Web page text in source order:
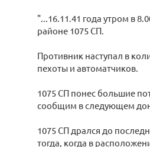
"...16.11.41 года утром в
районе 1075 СП.
Противник наступал в
пехоты и автоматчиков.
1075 СП понес большие
сообщим в следующем
1075 СП дрался до
тогда, когда в